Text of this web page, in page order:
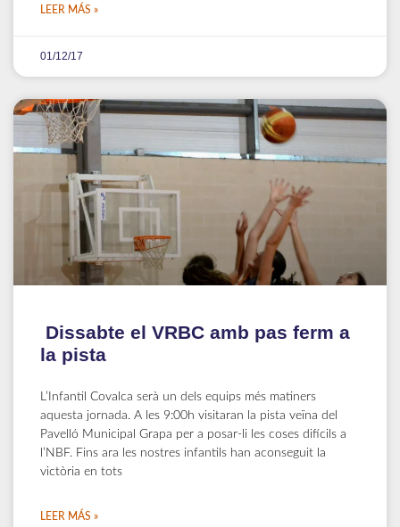
LEER MÁS »
01/12/17
Dissabte el VRBC amb pas ferm a
la pista
L’Infantil Covalca serà un dels equips més matiners
aquesta jornada. A les 9:00h visitaran la pista veïna del
Pavelló Municipal Grapa per a posar-li les coses difícils a
l’NBF. Fins ara les nostres infantils han aconseguit la
victòria en tots
LEER MÁS »